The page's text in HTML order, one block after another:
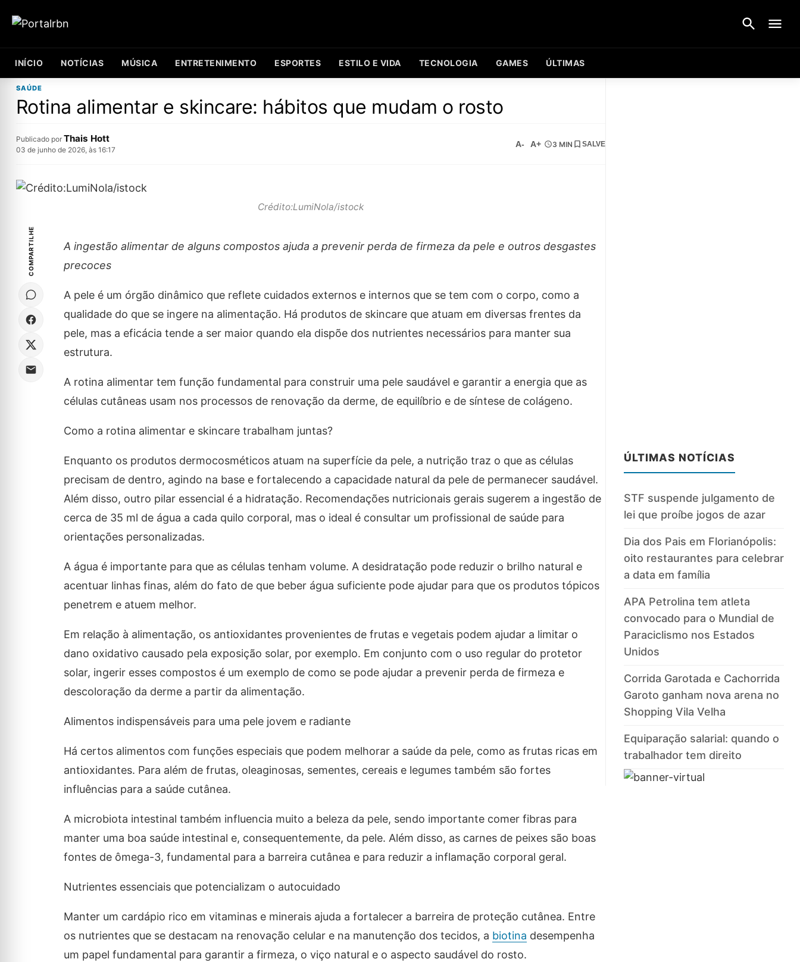
INÍCIO NOTÍCIAS MÚSICA ENTRETENIMENTO ESPORTES ESTILO E VIDA TECNOLOGIA GAMES ÚLTIMAS
SAÚDE
Rotina alimentar e skincare: hábitos que mudam o rosto
Publicado por Thais Hott
03 de junho de 2026, às 16:17
A- A+ 3 MIN SALVE
Crédito:LumiNola/istock
COMPARTILHE
A ingestão alimentar de alguns compostos ajuda a prevenir perda de firmeza da pele e outros desgastes
precoces
A pele é um órgão dinâmico que reflete cuidados externos e internos que se tem com o corpo, como a
qualidade do que se ingere na alimentação. Há produtos de skincare que atuam em diversas frentes da
pele, mas a eficácia tende a ser maior quando ela dispõe dos nutrientes necessários para manter sua
estrutura.
A rotina alimentar tem função fundamental para construir uma pele saudável e garantir a energia que as
células cutâneas usam nos processos de renovação da derme, de equilíbrio e de síntese de colágeno.
Como a rotina alimentar e skincare trabalham juntas?
Enquanto os produtos dermocosméticos atuam na superfície da pele, a nutrição traz o que as células
precisam de dentro, agindo na base e fortalecendo a capacidade natural da pele de permanecer saudável.
Além disso, outro pilar essencial é a hidratação. Recomendações nutricionais gerais sugerem a ingestão de
cerca de 35 ml de água a cada quilo corporal, mas o ideal é consultar um profissional de saúde para
orientações personalizadas.
A água é importante para que as células tenham volume. A desidratação pode reduzir o brilho natural e
acentuar linhas finas, além do fato de que beber água suficiente pode ajudar para que os produtos tópicos
penetrem e atuem melhor.
Em relação à alimentação, os antioxidantes provenientes de frutas e vegetais podem ajudar a limitar o
dano oxidativo causado pela exposição solar, por exemplo. Em conjunto com o uso regular do protetor
solar, ingerir esses compostos é um exemplo de como se pode ajudar a prevenir perda de firmeza e
descoloração da derme a partir da alimentação.
Alimentos indispensáveis para uma pele jovem e radiante
Há certos alimentos com funções especiais que podem melhorar a saúde da pele, como as frutas ricas em
antioxidantes. Para além de frutas, oleaginosas, sementes, cereais e legumes também são fortes
influências para a saúde cutânea.
A microbiota intestinal também influencia muito a beleza da pele, sendo importante comer fibras para
manter uma boa saúde intestinal e, consequentemente, da pele. Além disso, as carnes de peixes são boas
fontes de ômega-3, fundamental para a barreira cutânea e para reduzir a inflamação corporal geral.
Nutrientes essenciais que potencializam o autocuidado
Manter um cardápio rico em vitaminas e minerais ajuda a fortalecer a barreira de proteção cutânea. Entre
os nutrientes que se destacam na renovação celular e na manutenção dos tecidos, a biotina desempenha
um papel fundamental para garantir a firmeza, o viço natural e o aspecto saudável do rosto.
ÚLTIMAS NOTÍCIAS
STF suspende julgamento de
lei que proíbe jogos de azar
Dia dos Pais em Florianópolis:
oito restaurantes para celebrar
a data em família
APA Petrolina tem atleta
convocado para o Mundial de
Paraciclismo nos Estados
Unidos
Corrida Garotada e Cachorrida
Garoto ganham nova arena no
Shopping Vila Velha
Equiparação salarial: quando o
trabalhador tem direito